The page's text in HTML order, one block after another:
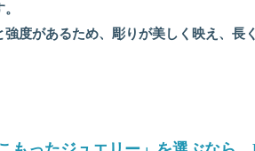
度があるため、彫りが美しく映え、長